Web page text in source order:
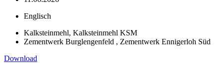
Englisch
Kalksteinmehl, Kalksteinmehl KSM
Zementwerk Burglengenfeld , Zementwerk Ennigerloh Süd
Download